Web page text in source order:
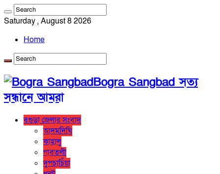
Saturday , August 8 2026
Home
Bogra Sangbad সত্য
সন্ধানে আমরা
বগুড়া জেলার সংবাদ
আদমদিঘি
কাহালু
গাবতলী
দুপচাচিঁয়া